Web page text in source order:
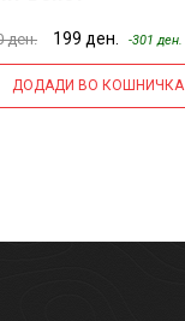
ден. 199 ден. -301 ден.
ДОДАДИ ВО КОШНИЧКА